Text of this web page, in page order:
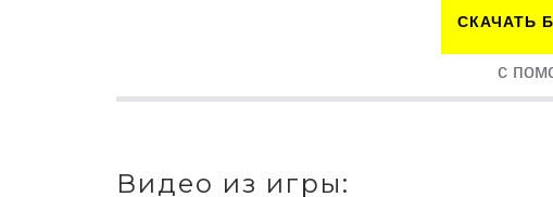
СКАЧАТЬ
с
Видео из игры: